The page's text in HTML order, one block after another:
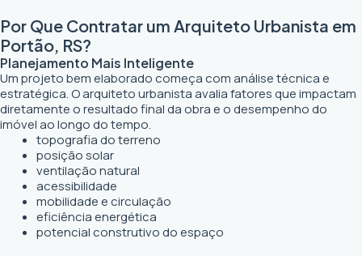
Por Que Contratar um Arquiteto Urbanista em
Portão, RS?
Planejamento Mais Inteligente
Um projeto bem elaborado começa com análise técnica e
estratégica. O arquiteto urbanista avalia fatores que impactam
diretamente o resultado final da obra e o desempenho do
imóvel ao longo do tempo.
topografia do terreno
posição solar
ventilação natural
acessibilidade
mobilidade e circulação
eficiência energética
potencial construtivo do espaço